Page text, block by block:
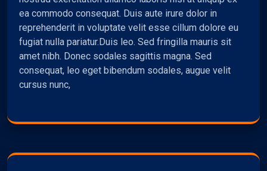
ea commodo consequat. Duis aute irure dolor in
reprehenderit in voluptate velit esse cillum dolore eu
fugiat nulla pariatur.Duis leo. Sed fringilla mauris sit
amet nibh. Donec sodales sagittis magna. Sed
consequat, leo eget bibendum sodales, augue velit
cursus nunc,